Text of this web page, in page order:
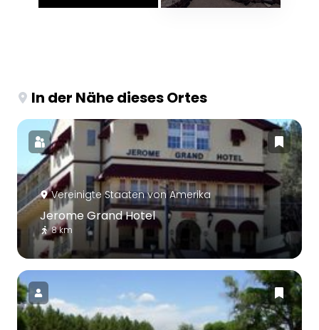
In der Nähe dieses Ortes
Vereinigte Staaten von Amerika
Jerome Grand Hotel
8 km